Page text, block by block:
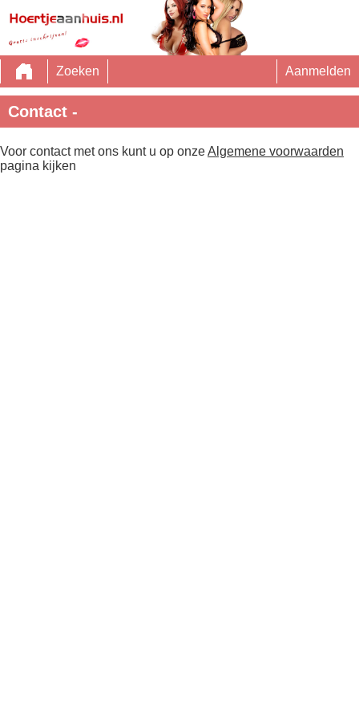
Zoeken Aanmelden
Contact -
Voor contact met ons kunt u op onzeAlgemene voorwaarden
pagina kijken